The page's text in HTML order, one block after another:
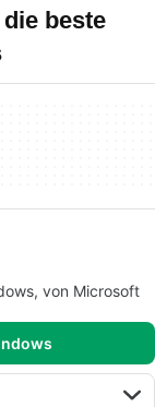
beste
von Microsoft